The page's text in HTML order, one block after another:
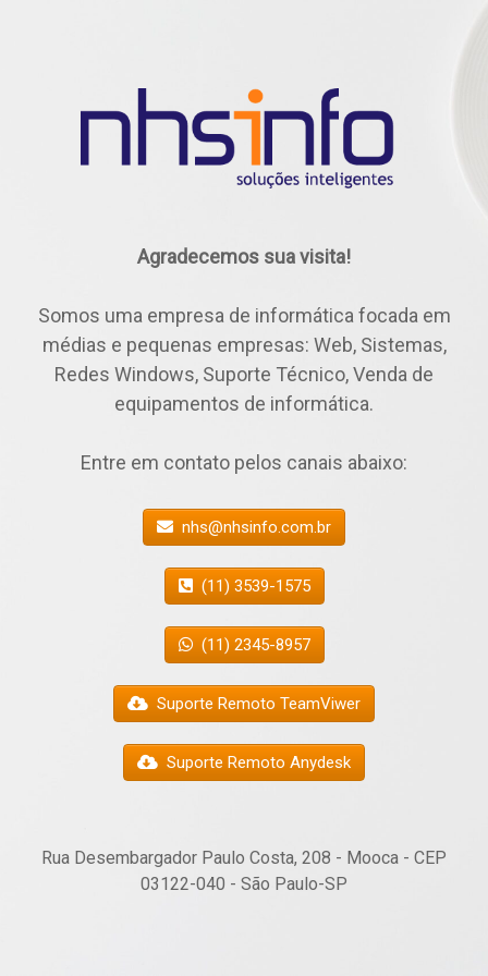
Agradecemos sua visita!
Somos uma empresa de informática focada em
médias e pequenas empresas: Web, Sistemas,
Redes Windows, Suporte Técnico, Venda de
equipamentos de informática.
Entre em contato pelos canais abaixo:
nhs@nhsinfo.com.br
(11) 3539-1575
(11) 2345-8957
Suporte Remoto TeamViwer
Suporte Remoto Anydesk
Rua Desembargador Paulo Costa, 208 - Mooca - CEP
03122-040 - São Paulo-SP